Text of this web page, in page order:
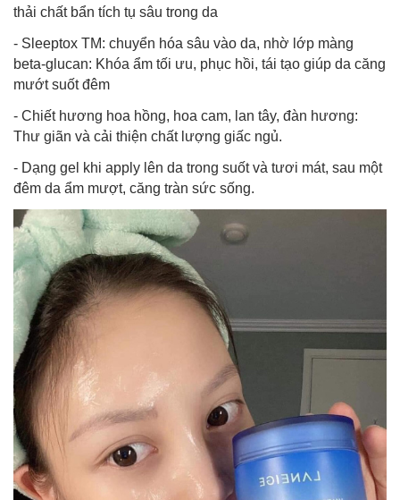
thải chất bẩn tích tụ sâu trong da
- Sleeptox TM: chuyển hóa sâu vào da, nhờ lớp màng
beta-glucan: Khóa ẩm tối ưu, phục hồi, tái tạo giúp da căng
mướt suốt đêm
- Chiết hương hoa hồng, hoa cam, lan tây, đàn hương:
Thư giãn và cải thiện chất lượng giấc ngủ.
- Dạng gel khi apply lên da trong suốt và tươi mát, sau một
đêm da ẩm mượt, căng tràn sức sống.